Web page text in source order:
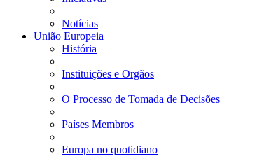
Notícias
União Europeia
História
Instituições e Orgãos
O Processo de Tomada de Decisões
Países Membros
Europa no quotidiano